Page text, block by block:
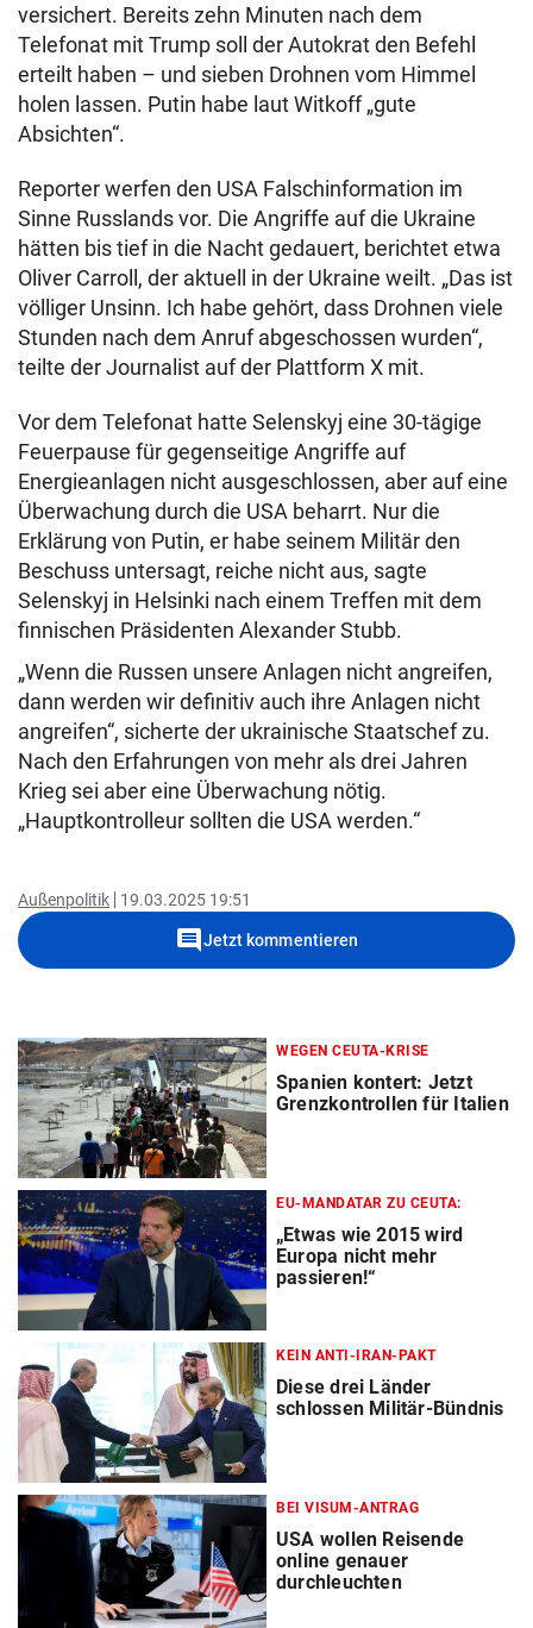
versichert. Bereits zehn Minuten nach dem
Telefonat mit Trump soll der Autokrat den Befehl
erteilt haben – und sieben Drohnen vom Himmel
holen lassen. Putin habe laut Witkoff „gute
Absichten“.
Reporter werfen den USA Falschinformation im
Sinne Russlands vor. Die Angriffe auf die Ukraine
hätten bis tief in die Nacht gedauert, berichtet etwa
Oliver Carroll, der aktuell in der Ukraine weilt. „Das ist
völliger Unsinn. Ich habe gehört, dass Drohnen viele
Stunden nach dem Anruf abgeschossen wurden“,
teilte der Journalist auf der Plattform X mit.
Vor dem Telefonat hatte Selenskyj eine 30-tägige
Feuerpause für gegenseitige Angriffe auf
Energieanlagen nicht ausgeschlossen, aber auf eine
Überwachung durch die USA beharrt. Nur die
Erklärung von Putin, er habe seinem Militär den
Beschuss untersagt, reiche nicht aus, sagte
Selenskyj in Helsinki nach einem Treffen mit dem
finnischen Präsidenten Alexander Stubb.
„Wenn die Russen unsere Anlagen nicht angreifen,
dann werden wir definitiv auch ihre Anlagen nicht
angreifen“, sicherte der ukrainische Staatschef zu.
Nach den Erfahrungen von mehr als drei Jahren
Krieg sei aber eine Überwachung nötig.
„Hauptkontrolleur sollten die USA werden.“
Außenpolitik 19.03.2025 19:51
commentJetzt kommentieren
WEGEN CEUTA-KRISE
Spanien kontert: Jetzt
Grenzkontrollen für Italien
EU-MANDATAR ZU CEUTA:
„Etwas wie 2015 wird
Europa nicht mehr
passieren!“
KEIN ANTI-IRAN-PAKT
Diese drei Länder
schlossen Militär-Bündnis
BEI VISUM-ANTRAG
USA wollen Reisende
online genauer
durchleuchten